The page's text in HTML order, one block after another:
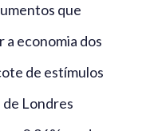
que
a economia dos
de estímulos
de Londres